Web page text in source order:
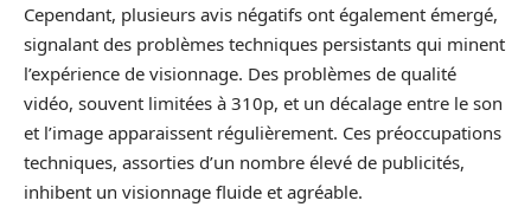
Cependant, plusieurs avis négatifs ont également émergé,
signalant des problèmes techniques persistants qui minent
l’expérience de visionnage. Des problèmes de qualité
vidéo, souvent limitées à 310p, et un décalage entre le son
et l’image apparaissent régulièrement. Ces préoccupations
techniques, assorties d’un nombre élevé de publicités,
inhibent un visionnage fluide et agréable.